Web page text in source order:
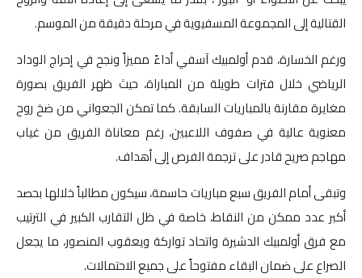
القتالية إلى المجموعة المسفيوية في مرحلة دقيقة من الموسم.
ورغم الخسارة، قدم أولمبيك آسفي أداءً مميزاً ونجح في إحراج الوداد
الرياضي خلال فترات طويلة من المباراة، حيث ظهر الفريق بصورة
مغايرة مقارنة بالمباريات السابقة. كما تمكن الجعواني من ضخ روح
معنوية عالية في صفوف اللاعبين، رغم معاناة الفريق من غياب
مهاجم صريح قادر على ترجمة الفرص إلى أهداف.
وتبقى أمام الفريق سبع مباريات حاسمة، سيكون مطالباً خلالها بحصد
أكبر عدد ممكن من النقاط، خاصة في ظل التقارب الكبير في الترتيب
مع فرق أولمبيك الدشيرة واتحاد تواركة ويعقوب المنصور، ما يجعل
الصراع على ضمان البقاء مفتوحاً على جميع الاحتمالات.